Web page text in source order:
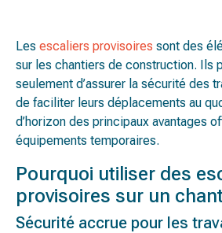
Les escaliers provisoires sont des
sur les chantiers de construction. Ils
seulement d’assurer la sécurité des
de faciliter leurs déplacements au
d’horizon des principaux avantages
équipements temporaires.
Pourquoi utiliser des
provisoires sur un
Sécurité accrue pour les